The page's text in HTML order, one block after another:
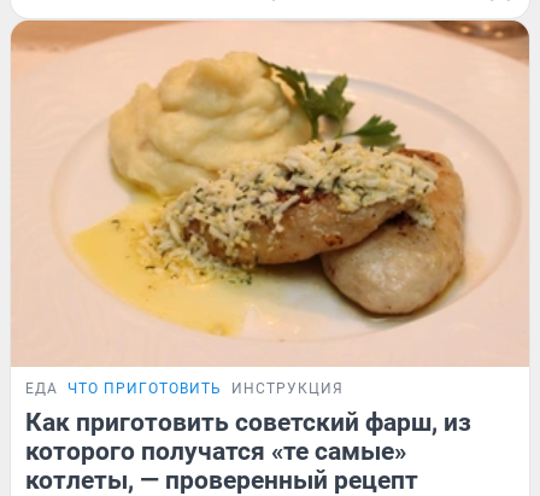
ЕДА ЧТО ПРИГОТОВИТЬ ИНСТРУКЦИЯ
Как приготовить советский фарш, из
которого получатся «те самые»
котлеты, — проверенный рецепт